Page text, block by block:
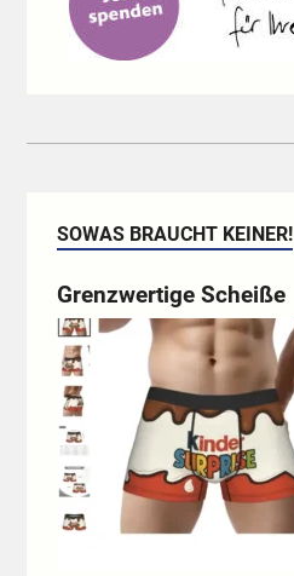
SOWAS BRAUCHT KEINER!
Grenzwertige Scheiße